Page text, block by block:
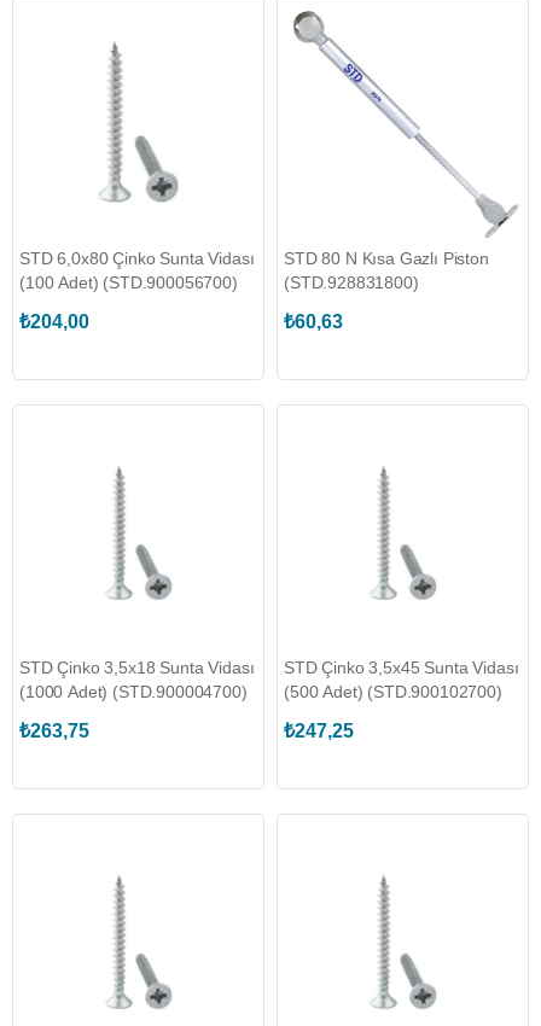
STD 6,0x80 Çinko Sunta Vidası
(100 Adet) (STD.900056700)
₺204,00
STD 80 N Kısa Gazlı Piston
(STD.928831800)
₺60,63
STD Çinko 3,5x18 Sunta Vidası
(1000 Adet) (STD.900004700)
₺263,75
STD Çinko 3,5x45 Sunta Vidası
(500 Adet) (STD.900102700)
₺247,25